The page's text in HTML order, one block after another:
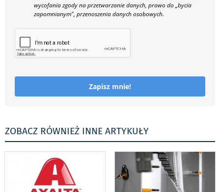
wycofania zgody na przetwarzanie danych, prawo do „bycia
zapomnianym", przenoszenia danych osobowych.
Zapisz mnie!
ZOBACZ RÓWNIEŻ INNE ARTYKUŁY